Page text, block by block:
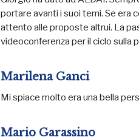
portare avanti i suoi temi. Se era
attento alle proposte altrui. La
videoconferenza per il ciclo sulla
Marilena Ganci
Mi spiace molto era una bella
Mario Garassino